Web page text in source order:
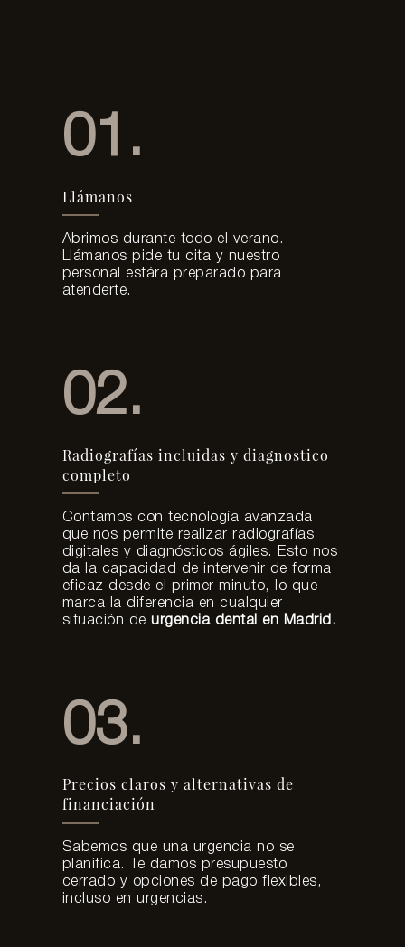
01.
Llámanos
Abrimos durante todo el verano.
Llámanos pide tu cita y nuestro
personal estára preparado para
atenderte.
02.
Radiografías incluidas y diagnostico
completo
Contamos con tecnología avanzada
que nos permite realizar radiografías
digitales y diagnósticos ágiles. Esto nos
da la capacidad de intervenir de forma
eficaz desde el primer minuto, lo que
marca la diferencia en cualquier
situación deurgencia dental en Madrid.
03.
Precios claros y alternativas de
financiación
Sabemos que una urgencia no se
planifica. Te damos presupuesto
cerrado y opciones de pago flexibles,
incluso en urgencias.